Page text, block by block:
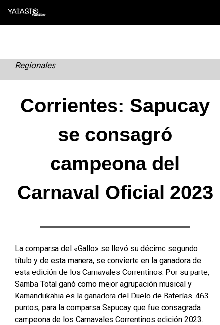
Skip
Regionales
Corrientes: Sapucay
se consagró
campeona del
Carnaval Oficial 2023
La comparsa del «Gallo» se llevó su décimo segundo
título y de esta manera, se convierte en la ganadora de
esta edición de los Carnavales Correntinos. Por su parte,
Samba Total ganó como mejor agrupación musical y
Kamandukahia es la ganadora del Duelo de Baterías. 463
puntos, para la comparsa Sapucay que fue consagrada
campeona de los Carnavales Correntinos edición 2023.